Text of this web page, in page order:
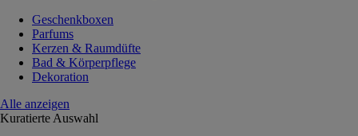
Geschenkboxen
Parfums
Kerzen & Raumdüfte
Bad & Körperpflege
Dekoration
Alle anzeigen
Kuratierte Auswahl